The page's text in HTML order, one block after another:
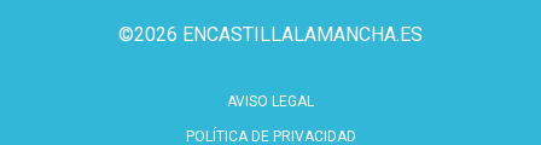
©2026 ENCASTILLALAMANCHA.ES
AVISO LEGAL
POLÍTICA DE PRIVACIDAD